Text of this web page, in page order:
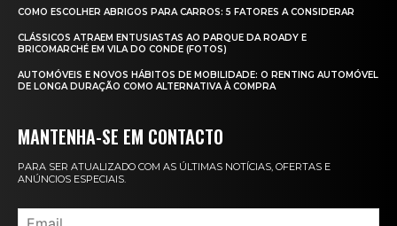
COMO ESCOLHER ABRIGOS PARA CARROS: 5 FATORES A CONSIDERAR
CLÁSSICOS ATRAEM ENTUSIASTAS AO PARQUE DA ROADY E
BRICOMARCHÉ EM VILA DO CONDE (FOTOS)
AUTOMÓVEIS E NOVOS HÁBITOS DE MOBILIDADE: O RENTING AUTOMÓVEL
DE LONGA DURAÇÃO COMO ALTERNATIVA À COMPRA
MANTENHA-SE EM CONTACTO
PARA SER ATUALIZADO COM AS ÚLTIMAS NOTÍCIAS, OFERTAS E
ANÚNCIOS ESPECIAIS.